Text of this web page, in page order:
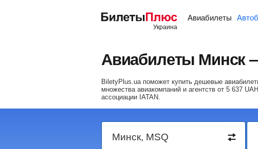
Авиабилеты
Авиабилеты Минск
BiletyPlus.ua поможет купить дешевые
множества авиакомпаний и агентств от 5 637 UAH
ассоциации IATAN.